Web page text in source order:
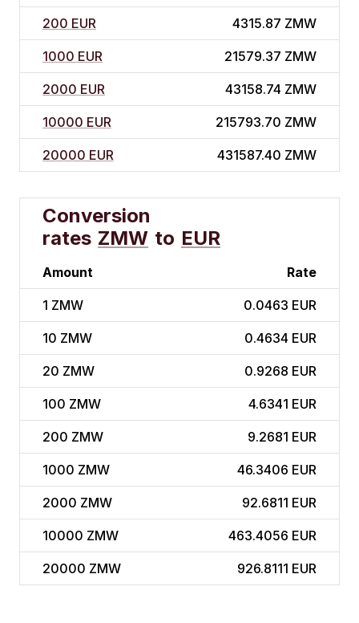
200 EUR 4315.87 ZMW
1000 EUR 21579.37 ZMW
2000 EUR 43158.74 ZMW
10000 EUR 215793.70 ZMW
20000 EUR 431587.40 ZMW
Conversion
rates ZMW to EUR
Amount Rate
1 ZMW 0.0463 EUR
10 ZMW 0.4634 EUR
20 ZMW 0.9268 EUR
100 ZMW 4.6341 EUR
200 ZMW 9.2681 EUR
1000 ZMW 46.3406 EUR
2000 ZMW 92.6811 EUR
10000 ZMW 463.4056 EUR
20000 ZMW 926.8111 EUR